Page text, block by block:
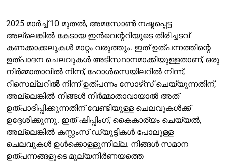
2025 മാർച്ച് 10 മുതൽ, അമസോൺ നഷ്ടപ്പെട്ട
അല്ലെങ്കിൽ കേടായ ഇൻവെന്ററിയുടെ തിരിച്ചടവ്
കണക്കാക്കലുകൾ മാറ്റം വരുത്തും. ഇത് ഉത്പന്നത്തിന്റെ
ഉത്പാദന ചെലവുകൾ അടിസ്ഥാനമാക്കിയുള്ളതാണ്, ഒരു
നിർമ്മാതാവിൽ നിന്ന്, ഹോൾസെയിലറിൽ നിന്ന്,
റീസെല്ലറിൽ നിന്ന് ഉത്പന്നം സോഴ്‌സ് ചെയ്യുന്നതിന്,
അല്ലെങ്കിൽ നിങ്ങൾ നിർമ്മാതാവായാൽ അത്
ഉത്പാദിപ്പിക്കുന്നതിന് വേണ്ടിയുള്ള ചെലവുകൾക്ക്
ഉദ്ദേശിക്കുന്നു. ഇത് ഷിപ്പിംഗ്, കൈകാര്യം ചെയ്യൽ,
അല്ലെങ്കിൽ കസ്റ്റംസ് ഡ്യൂട്ടികൾ പോലുള്ള
ചെലവുകൾ ഉൾക്കൊള്ളുന്നില്ല. നിങ്ങൾ സമാന
ഉത്പന്നങ്ങളുടെ മൂല്യനിർണയത്തെ